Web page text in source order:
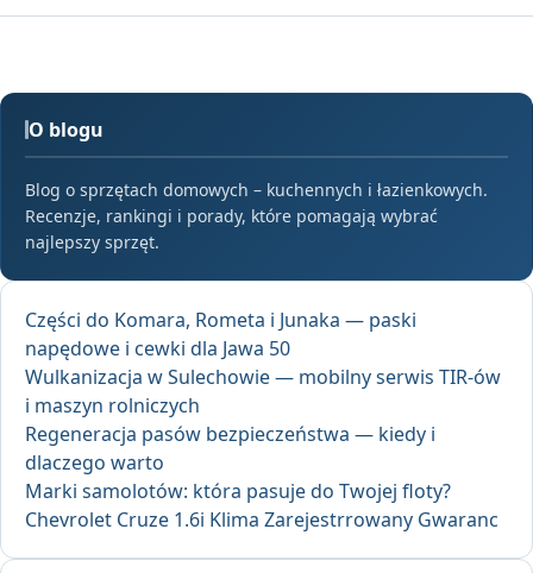
O blogu
Blog o sprzętach domowych – kuchennych i łazienkowych.
Recenzje, rankingi i porady, które pomagają wybrać
najlepszy sprzęt.
Części do Komara, Rometa i Junaka — paski
napędowe i cewki dla Jawa 50
Wulkanizacja w Sulechowie — mobilny serwis TIR-ów
i maszyn rolniczych
Regeneracja pasów bezpieczeństwa — kiedy i
dlaczego warto
Marki samolotów: która pasuje do Twojej floty?
Chevrolet Cruze 1.6i Klima Zarejestrrowany Gwaranc